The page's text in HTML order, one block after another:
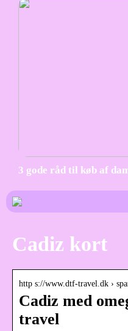
3 gode råd til køb af
Cadiz kort
http s://www.dtf-travel.dk ›
Cadiz med
travel